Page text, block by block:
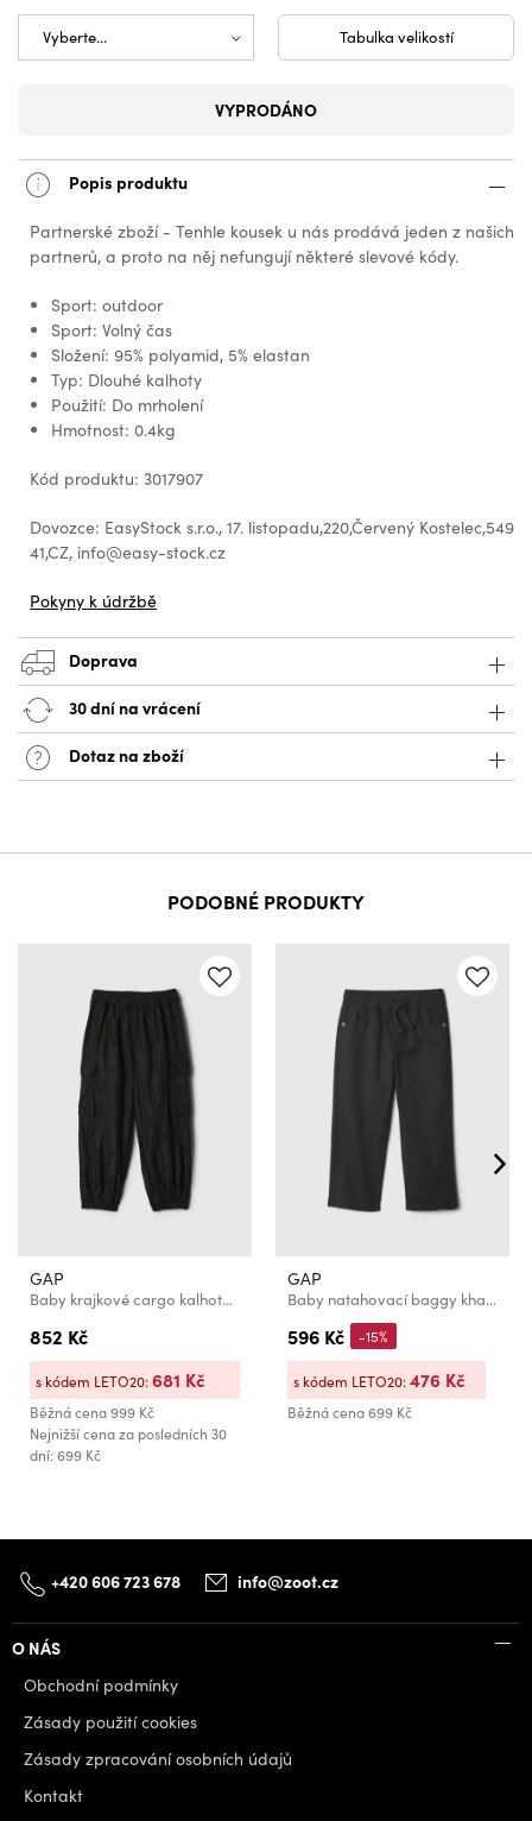
Tabulka velikostí
VYPRODÁNO
Popis produktu
Partnerské zboží - Tenhle kousek u nás prodává jeden z našich
partnerů, a proto na něj nefungují některé slevové kódy.
Sport: outdoor
Sport: Volný čas
Složení: 95% polyamid, 5% elastan
Typ: Dlouhé kalhoty
Použití: Do mrholení
Hmotnost: 0.4kg
Kód produktu: 3017907
Dovozce: EasyStock s.r.o., 17. listopadu,220,Červený Kostelec,549
41,CZ, info@easy-stock.cz
Pokyny k údržbě
Doprava
30 dní na vrácení
Dotaz na zboží
PODOBNÉ PRODUKTY
GAP
Baby krajkové cargo kalhoty GAP
852 Kč
Běžná cena999 Kč
Nejnižší cena za posledních 30
dní: 699 Kč
s kódem LETO20:681 Kč
GAP
Baby natahovací baggy khaki kalhoty GAP
596 Kč
Běžná cena699 Kč
-15%
s kódem LETO20:476 Kč
+420 606 723 678 info@zoot.cz
O NÁS
Obchodní podmínky
Zásady použití cookies
Zásady zpracování osobních údajů
Kontakt